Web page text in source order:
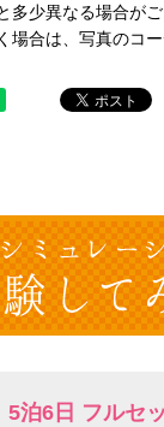
少異なる場合がご
合は、写真のコ
5泊6日 フルセ